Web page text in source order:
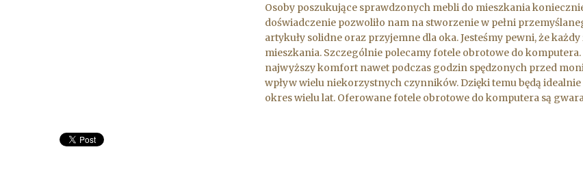
Osoby poszukujące sprawdzonych mebli do mieszkania
doświadczenie pozwoliło nam na stworzenie w pełni
artykuły solidne oraz przyjemne dla oka. Jesteśmy pewni, że
mieszkania. Szczególnie polecamy fotele obrotowe do
najwyższy komfort nawet podczas godzin spędzonych przed
wpływ wielu niekorzystnych czynników. Dzięki temu będą
okres wielu lat. Oferowane fotele obrotowe do komputera są